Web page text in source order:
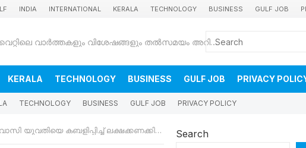
INDIA INTERNATIONAL KERALA TECHNOLOGY BUSINESS GULF JOB
കുവൈറ്റിലെ വാർത്തകളും വിശേഷങ്ങളും തൽസമയം അറിയാൻ
KERALA TECHNOLOGY BUSINESS GULF JOB PRIVACY
TECHNOLOGY BUSINESS GULF JOB PRIVACY POLICY
കബളിപ്പിച്ച് ലക്ഷക്കണക്കിന് രൂപ തട്ടി, പ്രതി പിടിയിൽ
Search